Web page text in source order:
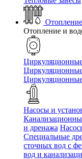
Отопление и
Насосы и
и дренажа
Специальные
сточных вод c
вод и